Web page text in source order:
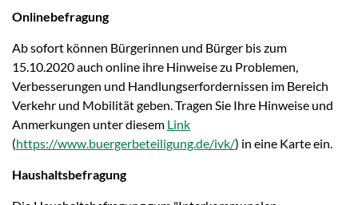
Onlinebefragung
Ab sofort können Bürgerinnen und Bürger bis zum
15.10.2020 auch online ihre Hinweise zu Problemen,
Verbesserungen und Handlungserfordernissen im Bereich
Verkehr und Mobilität geben. Tragen Sie Ihre Hinweise und
Anmerkungen unter diesem Link
(https://www.buergerbeteiligung.de/ivk/) in eine Karte ein.
Haushaltsbefragung